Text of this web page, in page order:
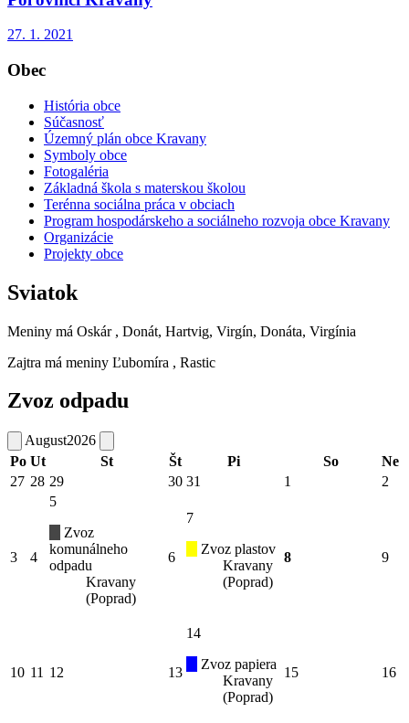
27. 1. 2021
Obec
História obce
Súčasnosť
Územný plán obce Kravany
Symboly obce
Fotogaléria
Základná škola s materskou školou
Terénna sociálna práca v obciach
Program hospodárskeho a sociálneho rozvoja obce Kravany
Organizácie
Projekty obce
Sviatok
Meniny má Oskár , Donát, Hartvig, Virgín, Donáta, Virgínia
Zajtra má meniny Ľubomíra , Rastic
Zvoz odpadu
August2026
Po Ut St Št Pi So
Ne
27 28 29 30 31 1 2
3 4
5
Zvoz
komunálneho
odpadu
Kravany
(Poprad)
6
7
Zvoz plastov
Kravany
(Poprad)
8 9
10 11 12 13
14
Zvoz papiera
Kravany
(Poprad)
15 16